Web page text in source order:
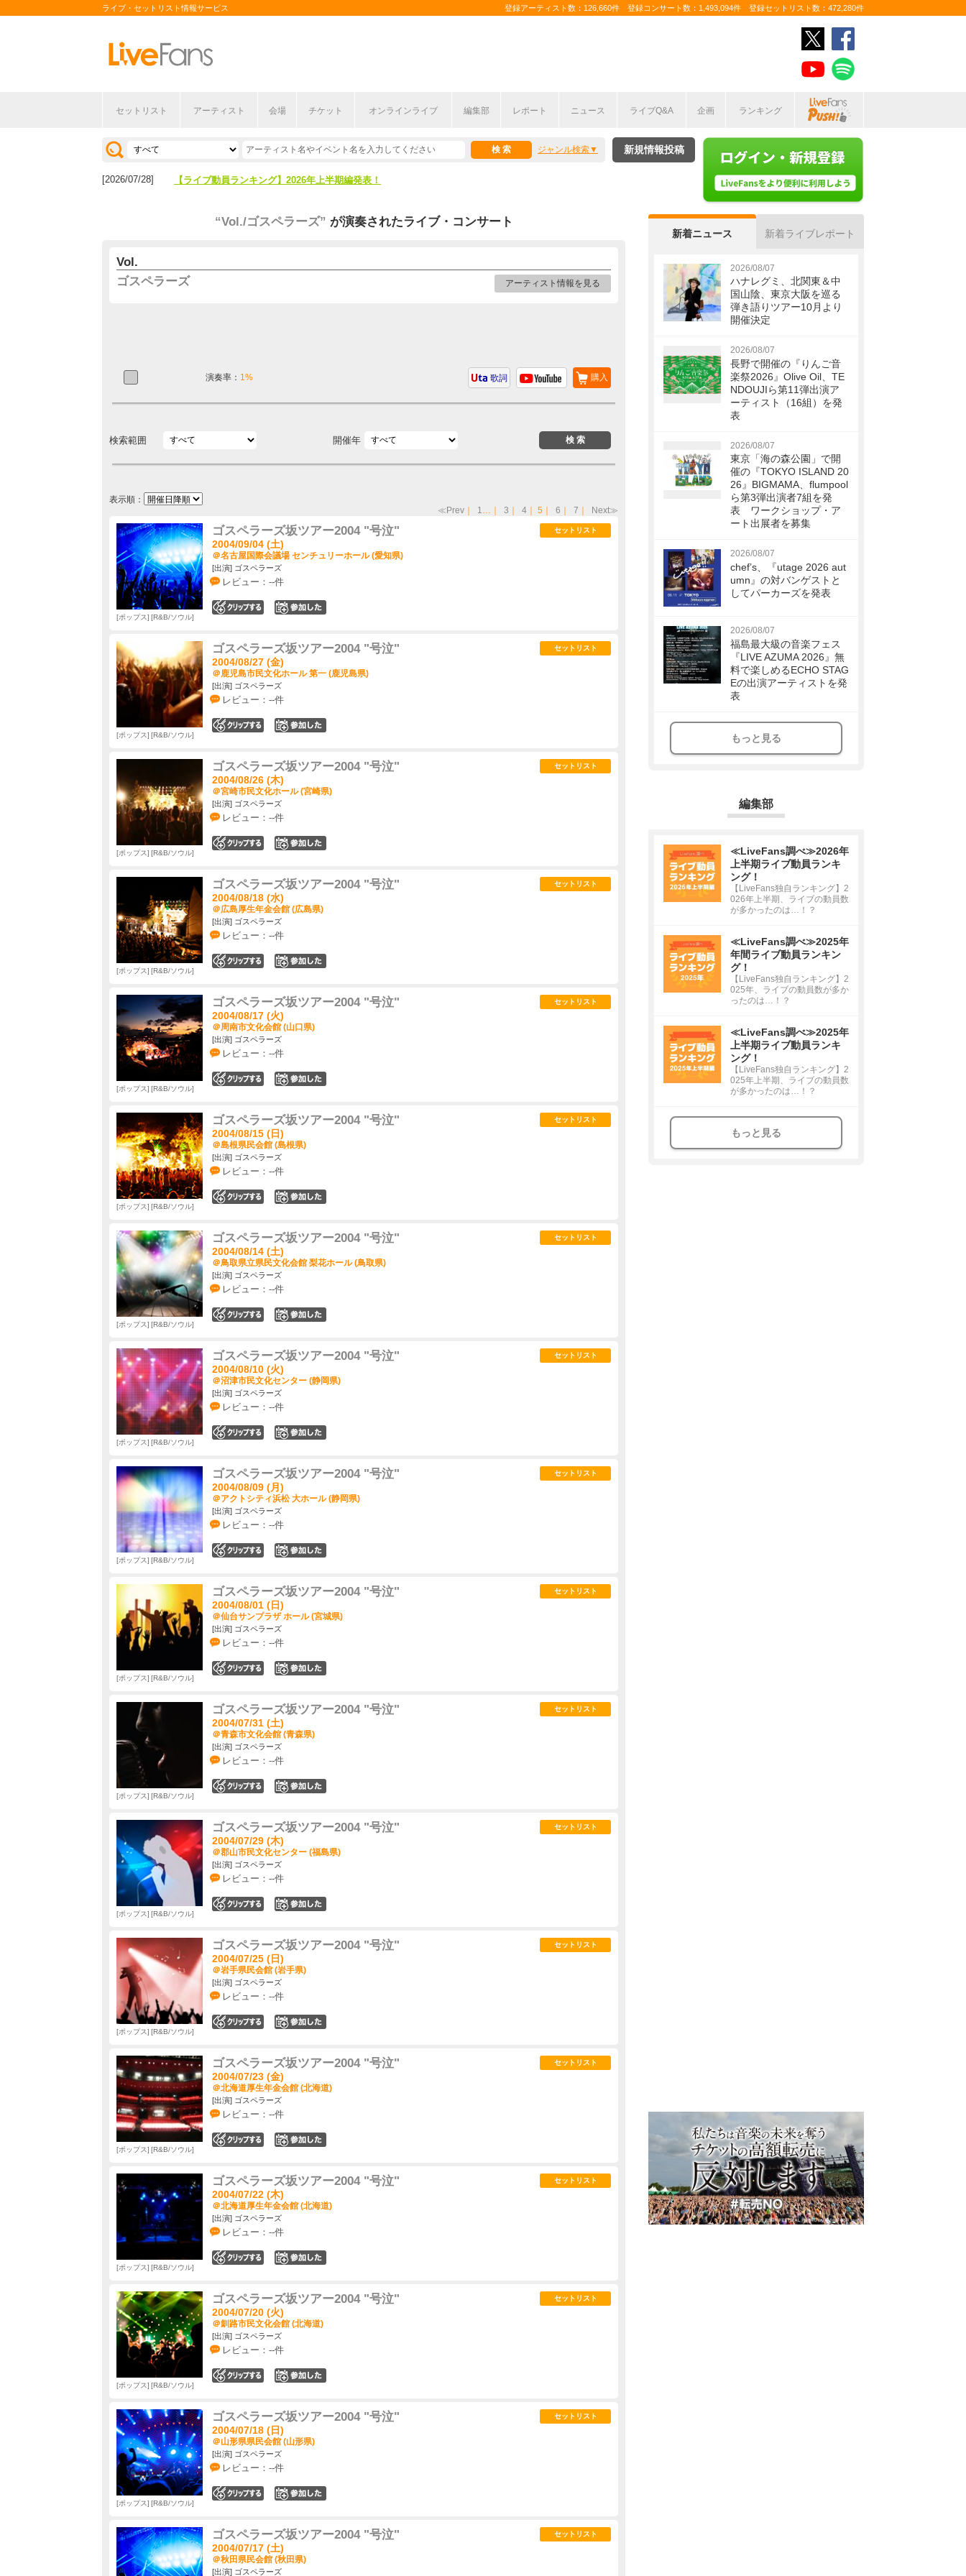
ライブ・セットリスト情報サービス 登録アーティスト数：126,660件 登録コンサート数：1,493,094件 登録セットリスト数：472,280件
セットリスト アーティスト 会場 チケット オンラインライブ 編集部 レポート ニュース ライブQ&A 企画 ランキング
ジャンル検索
[2026/04/27] 【フェス特集2026】フェス情報はここから！
[2026/07/28] 【ライブ動員ランキング】2026年上半期編発表！
新規情報投稿
“Vol./ゴスペラーズ” が演奏されたライブ・コンサート
Vol.
ゴスペラーズ
アーティスト情報を見る
演奏率： 1% 購入
歌詞
検索範囲 開催年
表示順：
≪Prev ｜ 1 …｜ 3 ｜ 4 ｜ 5 ｜ 6 ｜ 7 ｜ Next≫
ゴスペラーズ坂ツアー2004 "号泣"
2004/09/04 (土)
＠名古屋国際会議場 センチュリーホール (愛知県)
[出演] ゴスペラーズ
レビュー：--件
セットリスト
ポップス R&B/ソウル
ゴスペラーズ坂ツアー2004 "号泣"
2004/08/27 (金)
＠鹿児島市民文化ホール 第一 (鹿児島県)
[出演] ゴスペラーズ
レビュー：--件
セットリスト
ポップス R&B/ソウル
ゴスペラーズ坂ツアー2004 "号泣"
2004/08/26 (木)
＠宮崎市民文化ホール (宮崎県)
[出演] ゴスペラーズ
レビュー：--件
セットリスト
ポップス R&B/ソウル
ゴスペラーズ坂ツアー2004 "号泣"
2004/08/18 (水)
＠広島厚生年金会館 (広島県)
[出演] ゴスペラーズ
レビュー：--件
セットリスト
ポップス R&B/ソウル
ゴスペラーズ坂ツアー2004 "号泣"
2004/08/17 (火)
＠周南市文化会館 (山口県)
[出演] ゴスペラーズ
レビュー：--件
セットリスト
ポップス R&B/ソウル
ゴスペラーズ坂ツアー2004 "号泣"
2004/08/15 (日)
＠島根県民会館 (島根県)
[出演] ゴスペラーズ
レビュー：--件
セットリスト
ポップス R&B/ソウル
ゴスペラーズ坂ツアー2004 "号泣"
2004/08/14 (土)
＠鳥取県立県民文化会館 梨花ホール (鳥取県)
[出演] ゴスペラーズ
レビュー：--件
セットリスト
ポップス R&B/ソウル
ゴスペラーズ坂ツアー2004 "号泣"
2004/08/10 (火)
＠沼津市民文化センター (静岡県)
[出演] ゴスペラーズ
レビュー：--件
セットリスト
ポップス R&B/ソウル
ゴスペラーズ坂ツアー2004 "号泣"
2004/08/09 (月)
＠アクトシティ浜松 大ホール (静岡県)
[出演] ゴスペラーズ
レビュー：--件
セットリスト
ポップス R&B/ソウル
ゴスペラーズ坂ツアー2004 "号泣"
2004/08/01 (日)
＠仙台サンプラザ ホール (宮城県)
[出演] ゴスペラーズ
レビュー：--件
セットリスト
ポップス R&B/ソウル
ゴスペラーズ坂ツアー2004 "号泣"
2004/07/31 (土)
＠青森市文化会館 (青森県)
[出演] ゴスペラーズ
レビュー：--件
セットリスト
ポップス R&B/ソウル
ゴスペラーズ坂ツアー2004 "号泣"
2004/07/29 (木)
＠郡山市民文化センター (福島県)
[出演] ゴスペラーズ
レビュー：--件
セットリスト
ポップス R&B/ソウル
ゴスペラーズ坂ツアー2004 "号泣"
2004/07/25 (日)
＠岩手県民会館 (岩手県)
[出演] ゴスペラーズ
レビュー：--件
セットリスト
ポップス R&B/ソウル
ゴスペラーズ坂ツアー2004 "号泣"
2004/07/23 (金)
＠北海道厚生年金会館 (北海道)
[出演] ゴスペラーズ
レビュー：--件
セットリスト
ポップス R&B/ソウル
ゴスペラーズ坂ツアー2004 "号泣"
2004/07/22 (木)
＠北海道厚生年金会館 (北海道)
[出演] ゴスペラーズ
レビュー：--件
セットリスト
ポップス R&B/ソウル
ゴスペラーズ坂ツアー2004 "号泣"
2004/07/20 (火)
＠釧路市民文化会館 (北海道)
[出演] ゴスペラーズ
レビュー：--件
セットリスト
ポップス R&B/ソウル
ゴスペラーズ坂ツアー2004 "号泣"
2004/07/18 (日)
＠山形県県民会館 (山形県)
[出演] ゴスペラーズ
レビュー：--件
セットリスト
ポップス R&B/ソウル
ゴスペラーズ坂ツアー2004 "号泣"
2004/07/17 (土)
＠秋田県民会館 (秋田県)
[出演] ゴスペラーズ
セットリスト
新着ニュース 新着ライブレポート
2026/08/07
ハナレグミ、北関東＆中
国山陰、東京大阪を巡る
弾き語りツアー10月より
開催決定
2026/08/07
長野で開催の『りんご音
楽祭2026』Olive Oil、TE
NDOUJIら第11弾出演ア
ーティスト（16組）を発
表
2026/08/07
東京「海の森公園」で開
催の『TOKYO ISLAND 20
26』BIGMAMA、flumpool
ら第3弾出演者7組を発
表 ワークショップ・ア
ート出展者を募集
2026/08/07
chef’s、『utage 2026 aut
umn』の対バンゲストと
してパーカーズを発表
2026/08/07
福島最大級の音楽フェス
『LIVE AZUMA 2026』無
料で楽しめるECHO STAG
Eの出演アーティストを発
表
もっと見る
編集部
≪LiveFans調べ≫2026年
上半期ライブ動員ランキ
ング！
【LiveFans独自ランキング】2
026年上半期、ライブの動員数
が多かったのは…！？
≪LiveFans調べ≫2025年
年間ライブ動員ランキン
グ！
【LiveFans独自ランキング】2
025年、ライブの動員数が多か
ったのは…！？
≪LiveFans調べ≫2025年
上半期ライブ動員ランキ
ング！
【LiveFans独自ランキング】2
025年上半期、ライブの動員数
が多かったのは…！？
もっと見る